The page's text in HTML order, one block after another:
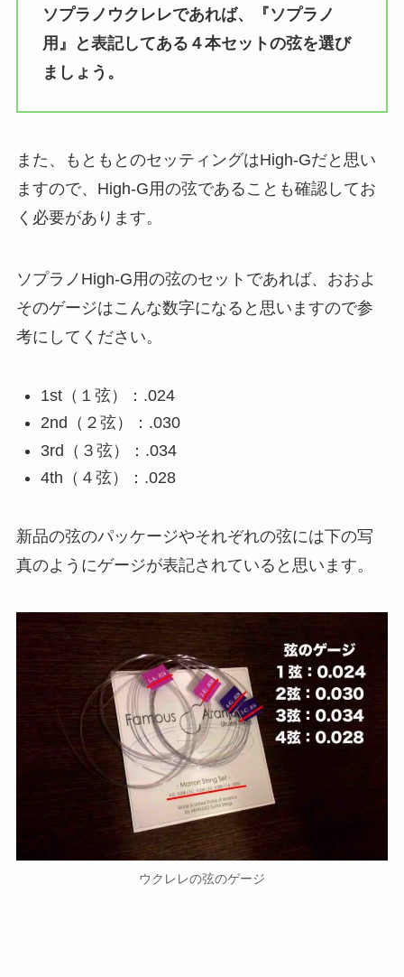
ソプラノウクレレであれば、『ソプラノ
用』と表記してある４本セットの弦を選び
ましょう。
また、もともとのセッティングはHigh-Gだと思い
ますので、High-G用の弦であることも確認してお
く必要があります。
ソプラノHigh-G用の弦のセットであれば、おおよ
そのゲージはこんな数字になると思いますので参
考にしてください。
1st（１弦）：.024
2nd（２弦）：.030
3rd（３弦）：.034
4th（４弦）：.028
新品の弦のパッケージやそれぞれの弦には下の写
真のようにゲージが表記されていると思います。
ウクレレの弦のゲージ